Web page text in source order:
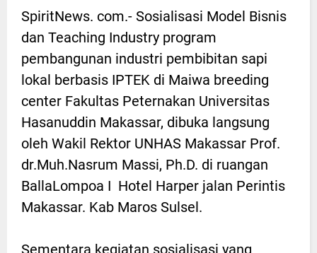
SpiritNews. com.- Sosialisasi Model Bisnis
dan Teaching Industry program
pembangunan industri pembibitan sapi
lokal berbasis IPTEK di Maiwa breeding
center Fakultas Peternakan Universitas
Hasanuddin Makassar, dibuka langsung
oleh Wakil Rektor UNHAS Makassar Prof.
dr.Muh.Nasrum Massi, Ph.D. di ruangan
BallaLompoa I Hotel Harper jalan Perintis
Makassar. Kab Maros Sulsel.